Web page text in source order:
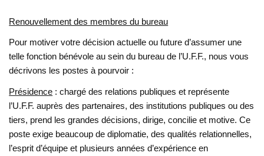
Renouvellement des membres du bureau
Pour motiver votre décision actuelle ou future d’assumer une
telle fonction bénévole au sein du bureau de l’U.F.F., nous vous
décrivons les postes à pourvoir :
Présidence : chargé des relations publiques et représente
l’U.F.F. auprès des partenaires, des institutions publiques ou des
tiers, prend les grandes décisions, dirige, concilie et motive. Ce
poste exige beaucoup de diplomatie, des qualités relationnelles,
l’esprit d’équipe et plusieurs années d’expérience en